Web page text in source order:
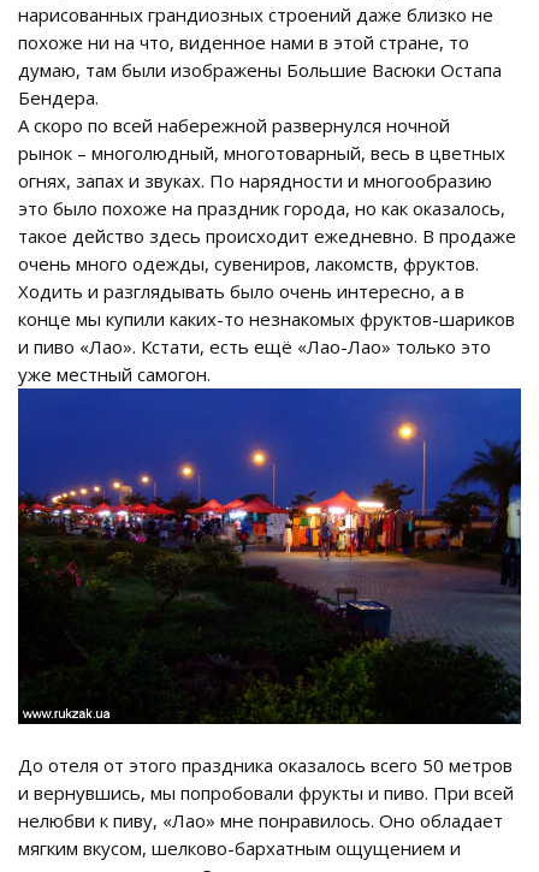
нарисованных грандиозных строений даже близко не
похоже ни на что, виденное нами в этой стране, то
думаю, там были изображены Большие Васюки Остапа
Бендера.
А скоро по всей набережной развернулся ночной
рынок – многолюдный, многотоварный, весь в цветных
огнях, запах и звуках. По нарядности и многообразию
это было похоже на праздник города, но как оказалось,
такое действо здесь происходит ежедневно. В продаже
очень много одежды, сувениров, лакомств, фруктов.
Ходить и разглядывать было очень интересно, а в
конце мы купили каких-то незнакомых фруктов-шариков
и пиво «Лао». Кстати, есть ещё «Лао-Лао» только это
уже местный самогон.
До отеля от этого праздника оказалось всего 50 метров
и вернувшись, мы попробовали фрукты и пиво. При всей
нелюбви к пиву, «Лао» мне понравилось. Оно обладает
мягким вкусом, шелково-бархатным ощущением и